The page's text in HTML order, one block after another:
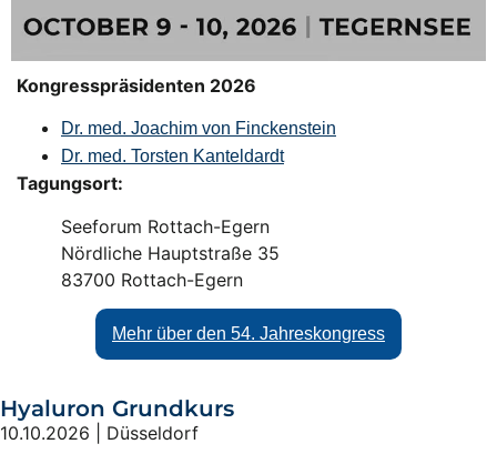
Kongresspräsidenten 2026
Dr. med. Joachim von Finckenstein
Dr. med. Torsten Kanteldardt
Tagungsort:
Seeforum Rottach-Egern
Nördliche Hauptstraße 35
83700 Rottach-Egern
Mehr über den 54. Jahreskongress
Hyaluron Grundkurs
10.10.2026 | Düsseldorf